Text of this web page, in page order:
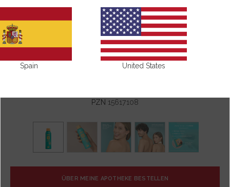
PZN 15617108
ÜBER MEINE APOTHEKE BESTELLEN
Spain United States